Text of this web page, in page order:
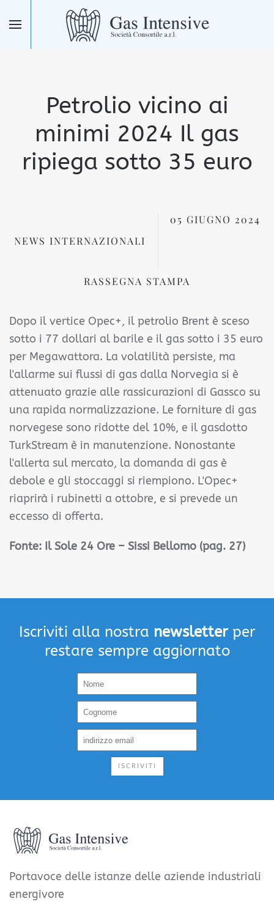
Skip to main content
Petrolio vicino ai
minimi 2024 Il gas
ripiega sotto 35 euro
NEWS INTERNAZIONALI
05 GIUGNO 2024
RASSEGNA STAMPA
Dopo il vertice Opec+, il petrolio Brent è sceso
sotto i 77 dollari al barile e il gas sotto i 35 euro
per Megawattora. La volatilità persiste, ma
l'allarme sui flussi di gas dalla Norvegia si è
attenuato grazie alle rassicurazioni di Gassco su
una rapida normalizzazione. Le forniture di gas
norvegese sono ridotte del 10%, e il gasdotto
TurkStream è in manutenzione. Nonostante
l'allerta sul mercato, la domanda di gas è
debole e gli stoccaggi si riempiono. L'Opec+
riaprirà i rubinetti a ottobre, e si prevede un
eccesso di offerta.
Fonte: Il Sole 24 Ore – Sissi Bellomo (pag. 27)
Iscriviti alla nostra newsletterper
restare sempre aggiornato
ISCRIVITI
Portavoce delle istanze delle aziende industriali
energivore